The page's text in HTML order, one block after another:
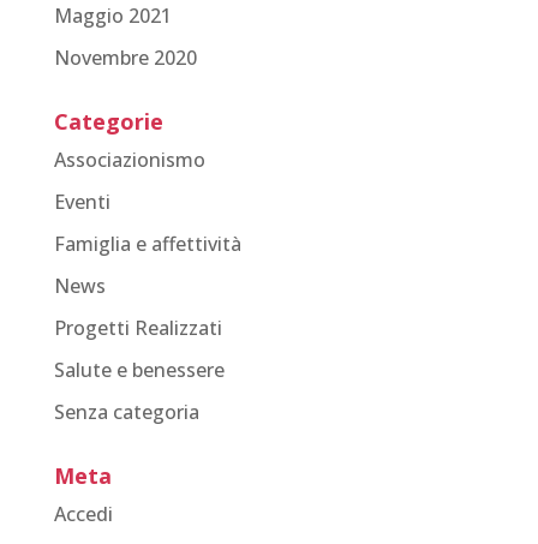
Maggio 2021
Novembre 2020
Categorie
Associazionismo
Eventi
Famiglia e affettività
News
Progetti Realizzati
Salute e benessere
Senza categoria
Meta
Accedi